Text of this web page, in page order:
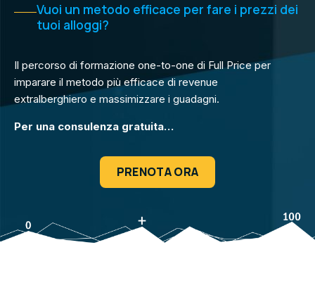
Vuoi un metodo efficace per fare i prezzi dei
tuoi alloggi?
Il percorso di formazione one-to-one di Full Price per
imparare il metodo più efficace di revenue
extralberghiero e massimizzare i guadagni.
Per una consulenza gratuita…
PRENOTA ORA